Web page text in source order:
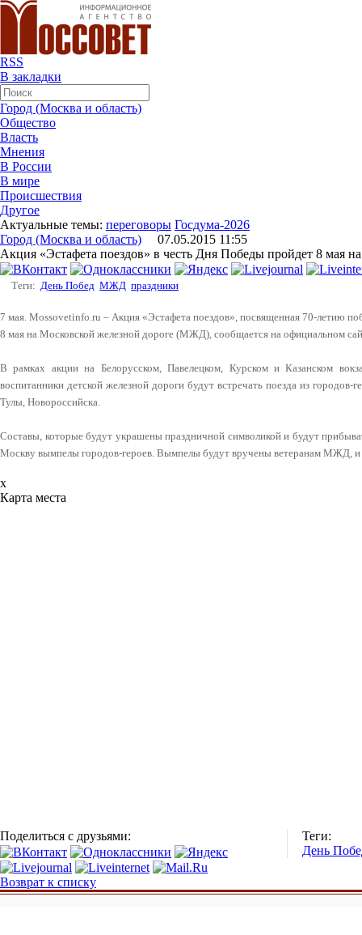
RSS
В закладки
Город (Москва и область)
Общество
Власть
Мнения
В России
В мире
Происшествия
Другое
Актуальные темы: переговоры Госдума-2026
Город (Москва и область) 07.05.2015 11:55
Акция «Эстафета поездов» в честь Дня Победы пройдет 8 мая
Теги: День Побед МЖД праздники
7 мая. Mossovetinfo.ru – Акция «Эстафета поездов», посвященная 70-летию
8 мая на Московской железной дороге (МЖД), сообщается на официальном
В рамках акции на Белорусском, Павелецком, Курском и Казанском
воспитанники детской железной дороги будут встречать поезда из
Тулы, Новороссийска.
Составы, которые будут украшены праздничной символикой и будут
Москву вымпелы городов-героев. Вымпелы будут вручены ветеранам МЖД,
x
Карта места
Поделиться с друзьями:
Теги:
День
Возврат к списку